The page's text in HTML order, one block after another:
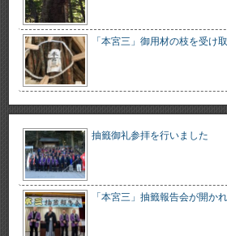
「本宮三」御用材の枝を受け
抽籤御礼参拝を行いました
「本宮三」抽籤報告会が開か